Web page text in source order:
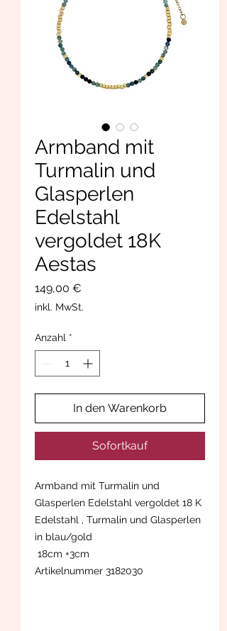
Armband mit
Turmalin und
Glasperlen
Edelstahl
vergoldet 18K
Aestas
149,00 €
inkl. MwSt.
Anzahl *
In den Warenkorb
Sofortkauf
Armband mit Turmalin und
Glasperlen Edelstahl vergoldet 18 K
Edelstahl , Turmalin und Glasperlen
in blau/gold
18cm +3cm
Artikelnummer 3182030